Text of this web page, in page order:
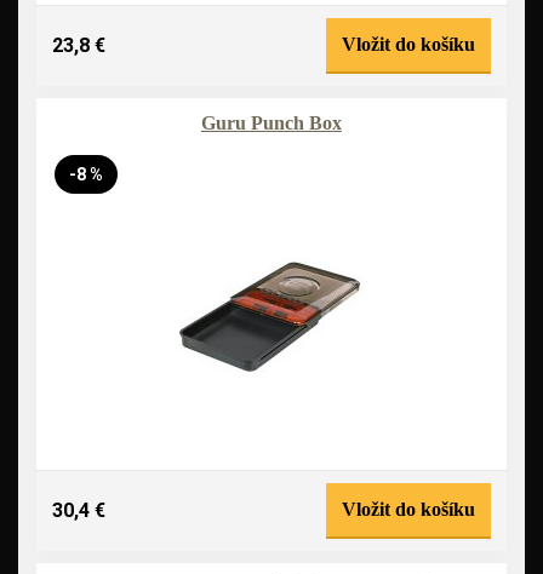
23,8 € Vložit do košíku
Guru Punch Box
-8 %
30,4 € Vložit do košíku